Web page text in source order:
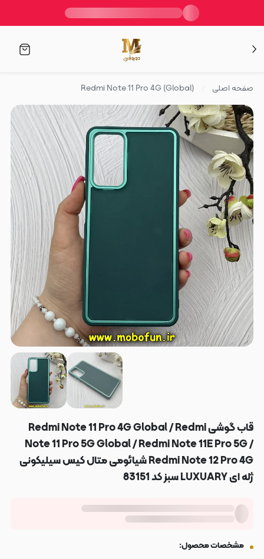
صفحه اصلی (Redmi Note 11 Pro 4G (Global
قاب گوشی Redmi Note 11 Pro 4G Global / Redmi
Note 11 Pro 5G Global / Redmi Note 11E Pro 5G /
Redmi Note 12 Pro 4G شیائومی متال کیس سیلیکونی
ژله ای LUXUARY سبز کد 83151
مشخصات محصول: